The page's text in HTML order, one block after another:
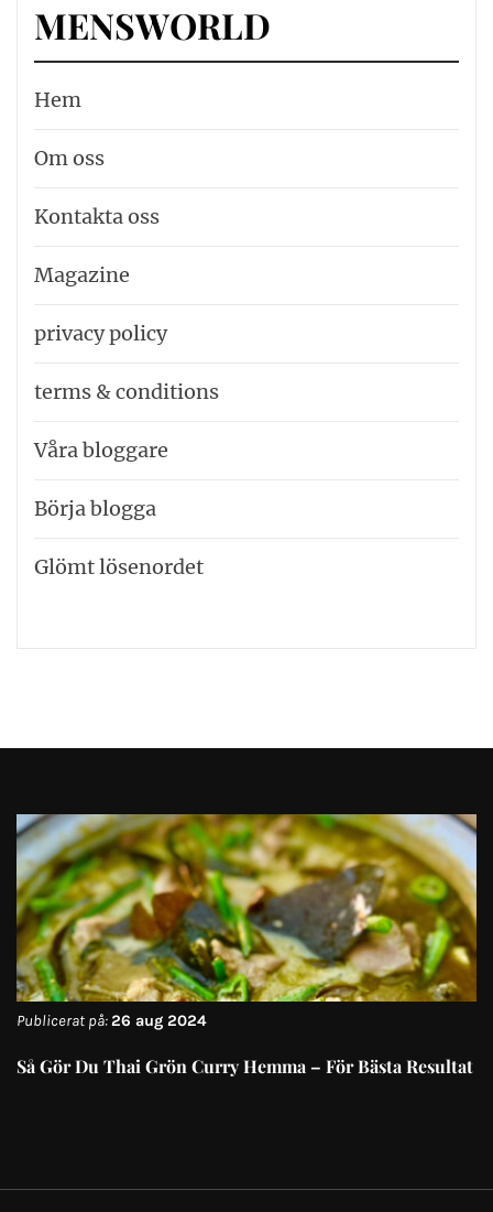
MENSWORLD
Hem
Om oss
Kontakta oss
Magazine
privacy policy
terms & conditions
Våra bloggare
Börja blogga
Glömt lösenordet
Publicerat på:26 aug 2024
Så Gör Du Thai Grön Curry Hemma – För Bästa Resultat